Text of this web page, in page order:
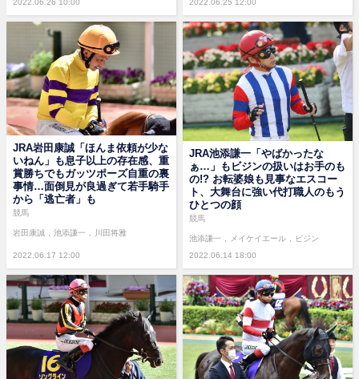
2022.06.26 10:00 2022.06.25 12:00
JRA岩田康誠「ほんま依頼が少な
いねん」も息子以上の存在感、重
賞勝ちでもガッツポーズ自重の裏
事情…面倒見が良過ぎて若手騎手
から「逃亡者」も
2022.06.17 12:00
競馬
岩田康誠 池添謙一 川田将雅
JRA池添謙一「やばかったな
ぁ…」もビジンの扱いはお手のも
の!? お転婆娘も見事なエスコー
ト、大舞台に強い代打職人のもう
ひとつの顔
2022.06.14 18:00
競馬
池添謙一 メイケイエール ビジン